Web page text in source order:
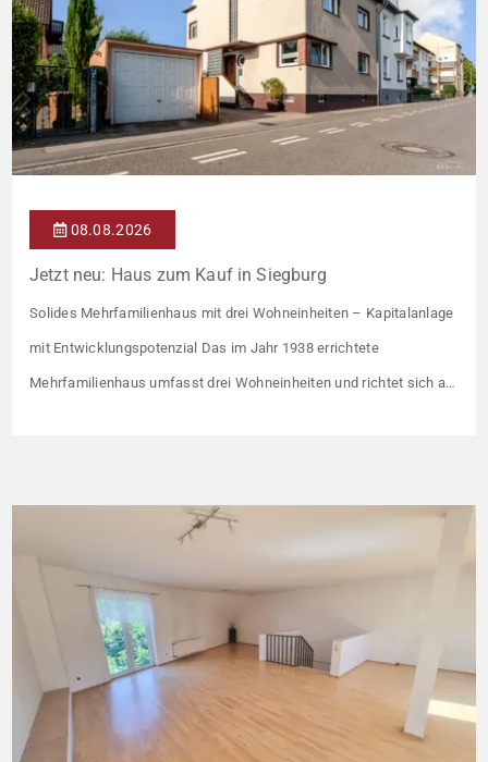
08.08.2026
Jetzt neu: Haus zum Kauf in Siegburg
Solides Mehrfamilienhaus mit drei Wohneinheiten – Kapitalanlage
mit Entwicklungspotenzial Das im Jahr 1938 errichtete
Mehrfamilienhaus umfasst drei Wohneinheiten und richtet sich an
Damit liegt das Mietniveau deutlich unter dem ortsüblichen